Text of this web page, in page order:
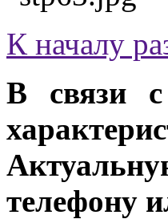
К началу
В связи с
телефону